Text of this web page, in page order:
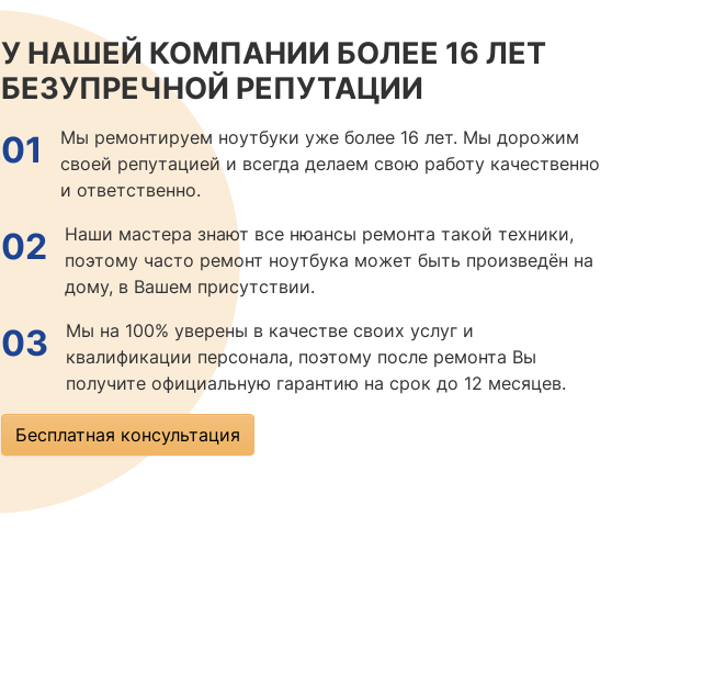
У НАШЕЙ КОМПАНИИ БОЛЕЕ 16 ЛЕТ
БЕЗУПРЕЧНОЙ РЕПУТАЦИИ
01
Мы ремонтируем ноутбуки уже более 16 лет. Мы дорожим
своей репутацией и всегда делаем свою работу качественно
и ответственно.
02
Наши мастера знают все нюансы ремонта такой техники,
поэтому часто ремонт ноутбука может быть произведён на
дому, в Вашем присутствии.
03
Мы на 100% уверены в качестве своих услуг и
квалификации персонала, поэтому после ремонта Вы
получите официальную гарантию на срок до 12 месяцев.
Бесплатная консультация